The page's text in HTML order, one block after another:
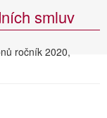
smluv
ročník 2020,